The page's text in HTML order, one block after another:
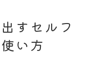
すセルフ
い方